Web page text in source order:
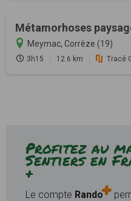
Métamorhoses
Meymac, Corrèze (19)
3h15 12.6 km Tracé
Profitez au
Sentiers en
+
Le compte Rando